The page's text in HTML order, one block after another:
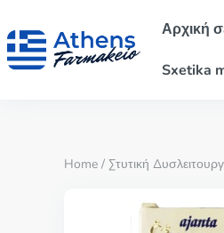
Αρχική
Sxetika
Home / Στυτική